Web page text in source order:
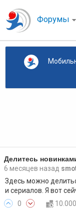
Форумы
Делитесь
6 месяцев назад
Здесь можно
и сериалов. Я вот
0